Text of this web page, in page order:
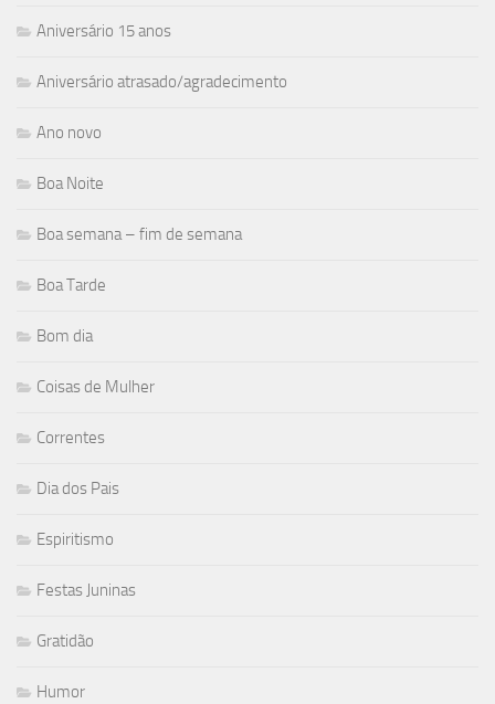
Aniversário 15 anos
Aniversário atrasado/agradecimento
Ano novo
Boa Noite
Boa semana – fim de semana
Boa Tarde
Bom dia
Coisas de Mulher
Correntes
Dia dos Pais
Espiritismo
Festas Juninas
Gratidão
Humor